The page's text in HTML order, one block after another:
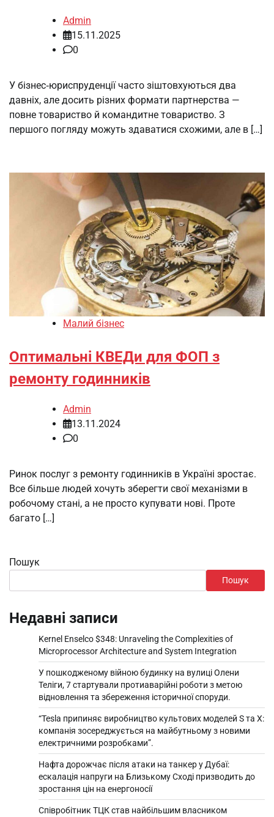
Admin
15.11.2025
0
У бізнес‑юриспруденції часто зіштовхуються два
давніх, але досить різних формати партнерства —
повне товариство й командитне товариство. З
першого погляду можуть здаватися схожими, але в […]
Малий бізнес
Оптимальні КВЕДи для ФОП з
ремонту годинників
Admin
13.11.2024
0
Ринок послуг з ремонту годинників в Україні зростає.
Все більше людей хочуть зберегти свої механізми в
робочому стані, а не просто купувати нові. Проте
багато […]
Пошук
Пошук
Недавні записи
Kernel Enselco $348: Unraveling the Complexities of
Microprocessor Architecture and System Integration
У пошкодженому війною будинку на вулиці Олени
Теліги, 7 стартували протиаварійні роботи з метою
відновлення та збереження історичної споруди.
“Tesla припиняє виробництво культових моделей S та X:
компанія зосереджується на майбутньому з новими
електричними розробками”.
Нафта дорожчає після атаки на танкер у Дубаї:
ескалація напруги на Близькому Сході призводить до
зростання цін на енергоносії
Співробітник ТЦК став найбільшим власником